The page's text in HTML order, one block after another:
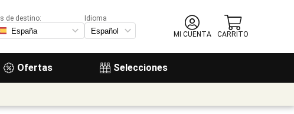
Ofertas Selecciones
de destino:
Idioma
MI CUENTA
CARRITO